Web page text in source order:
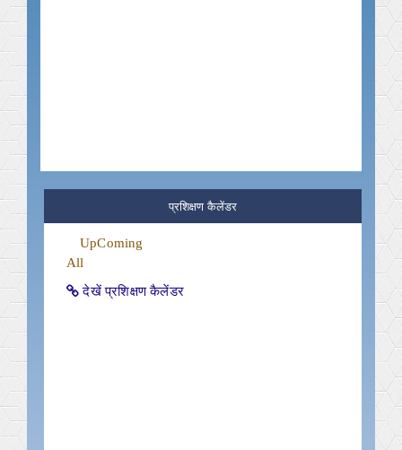
प्रशिक्षण कैलेंडर
UpComing
All
देखें प्रशिक्षण कैलेंडर